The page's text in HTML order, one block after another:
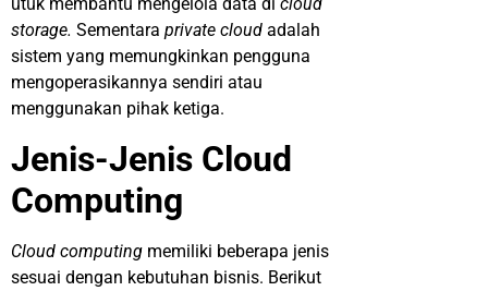
storage. Sementara private cloud adalah
sistem yang memungkinkan pengguna
mengoperasikannya sendiri atau
menggunakan pihak ketiga.
Jenis-Jenis Cloud
Computing
Cloud computing memiliki beberapa jenis
sesuai dengan kebutuhan bisnis. Berikut